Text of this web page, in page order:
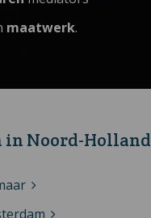
maatwerk.
in Noord-Holland